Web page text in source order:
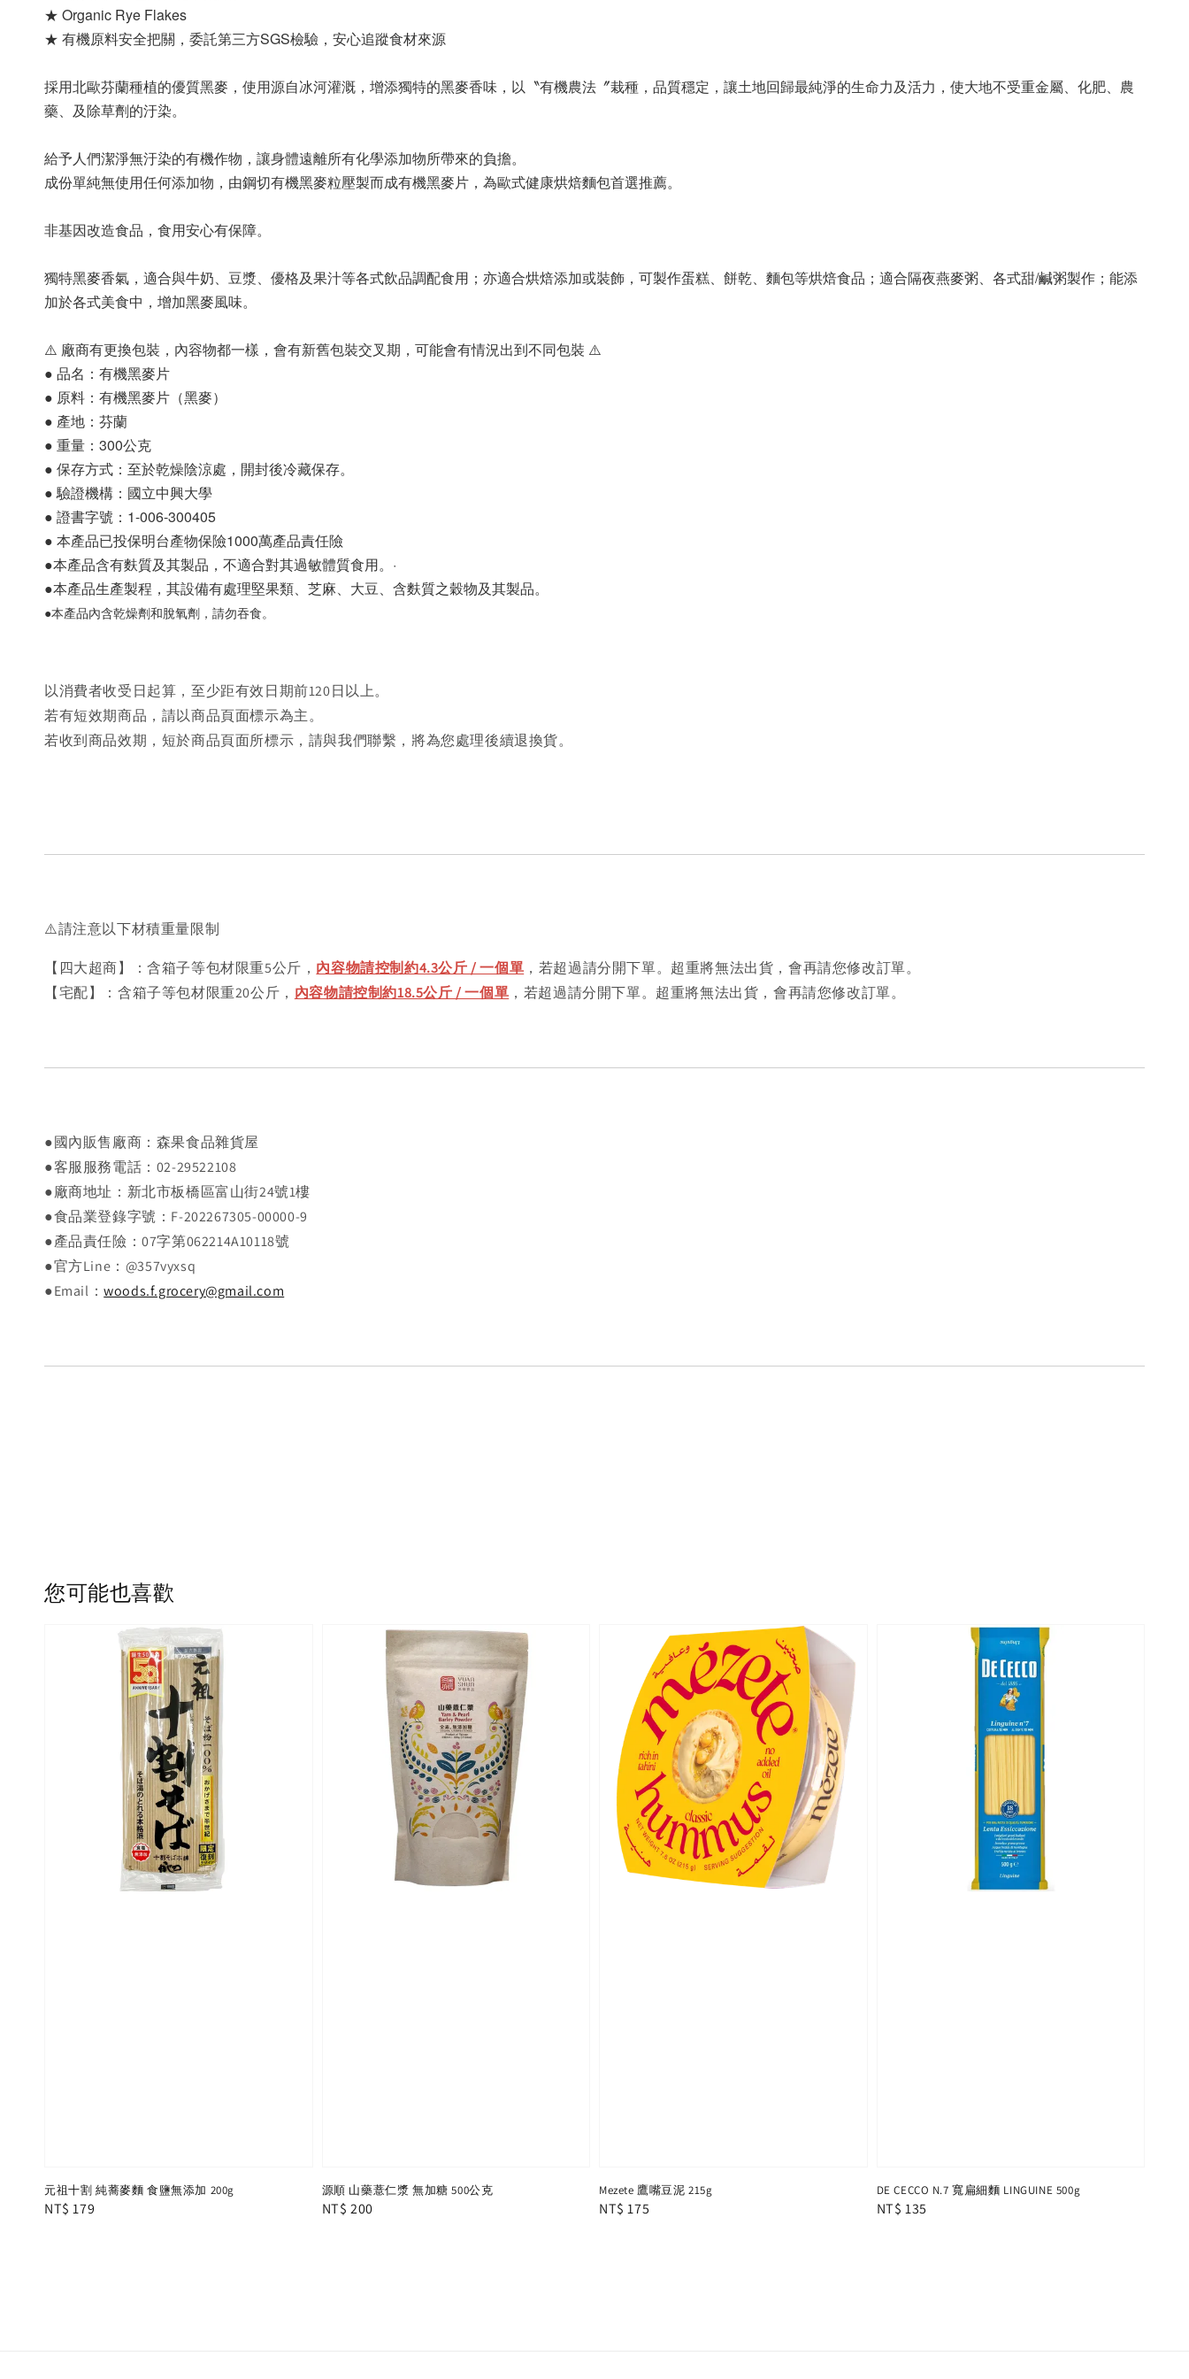
★ Organic Rye Flakes
★ 有機原料安全把關，委託第三方SGS檢驗，安心追蹤食材來源
採用北歐芬蘭種植的優質黑麥，使用源自冰河灌溉，增添獨特的黑麥香味，以〝有機農法〞栽種，品質穩定，讓土地回歸最純淨的生命力及活力，使大地不受重金屬、化肥、農
藥、及除草劑的汙染。
給予人們潔淨無汙染的有機作物，讓身體遠離所有化學添加物所帶來的負擔。
成份單純無使用任何添加物，由鋼切有機黑麥粒壓製而成有機黑麥片，為歐式健康烘焙麵包首選推薦。
非基因改造食品，食用安心有保障。
獨特黑麥香氣，適合與牛奶、豆漿、優格及果汁等各式飲品調配食用；亦適合烘焙添加或裝飾，可製作蛋糕、餅乾、麵包等烘焙食品；適合隔夜燕麥粥、各式甜/鹹粥製作；能添
加於各式美食中，增加黑麥風味。
⚠️ 廠商有更換包裝，內容物都一樣，會有新舊包裝交叉期，可能會有情況出到不同包裝 ⚠️
● 品名：有機黑麥片
● 原料：有機黑麥片（黑麥）
● 產地：芬蘭
● 重量：300公克
● 保存方式：至於乾燥陰涼處，開封後冷藏保存。
● 驗證機構：國立中興大學
● 證書字號：1-006-300405
● 本產品已投保明台產物保險1000萬產品責任險
●本產品含有麩質及其製品，不適合對其過敏體質食用。·
●本產品生產製程，其設備有處理堅果類、芝麻、大豆、含麩質之穀物及其製品。
●本產品內含乾燥劑和脫氧劑，請勿吞食。
以消費者收受日起算，至少距有效日期前120日以上。
若有短效期商品，請以商品頁面標示為主。
若收到商品效期，短於商品頁面所標示，請與我們聯繫，將為您處理後續退換貨。
⚠️請注意以下材積重量限制
【四大超商】：含箱子等包材限重5公斤， 內容物請控制約4.3公斤 / 一個單 ，若超過請分開下單。超重將無法出貨，會再請您修改訂單。
【宅配】：含箱子等包材限重20公斤， 內容物請控制約18.5公斤 / 一個單 ，若超過請分開下單。超重將無法出貨，會再請您修改訂單。
●國內販售廠商：森果食品雜貨屋
●客服服務電話：02-29522108
●廠商地址：新北市板橋區富山街24號1樓
●食品業登錄字號：F-202267305-00000-9
●產品責任險：07字第062214A10118號
●官方Line：@357vyxsq
●Email：woods.f.grocery@gmail.com
您可能也喜歡
元祖十割 純蕎麥麵 食鹽無添加 200g
Regular
NT$ 179
源順 山藥薏仁漿 無加糖 500公克
Regular
NT$ 200
Mezete 鷹嘴豆泥 215g
Regular
NT$ 175
DE CECCO N.7 寬扁細麵 LINGUINE 500g
Regular
NT$ 135